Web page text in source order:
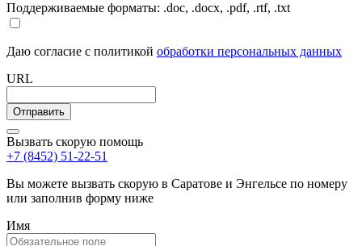
Поддерживаемые форматы: .doc, .docx, .pdf, .rtf, .txt
Даю согласие с политикой обработки персональных данных
URL
Вызвать скорую помощь
+7 (8452) 51-22-51
Вы можете вызвать скорую в Саратове и Энгельсе по номеру
или заполнив форму ниже
Имя